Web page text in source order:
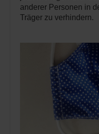
anderer Personen in
Träger zu verhindern.